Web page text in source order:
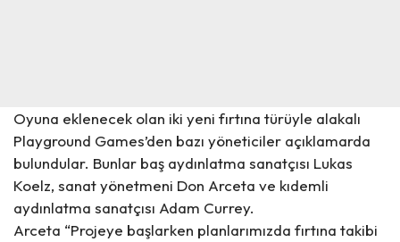
Oyuna eklenecek olan iki yeni fırtına türüyle alakalı
Playground Games’den bazı yöneticiler açıklamarda
bulundular. Bunlar baş aydınlatma sanatçısı Lukas
Koelz, sanat yönetmeni Don Arceta ve kıdemli
aydınlatma sanatçısı Adam Currey.
Arceta “Projeye başlarken planlarımızda fırtına takibi